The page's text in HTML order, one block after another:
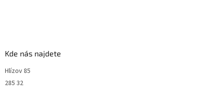
Kde nás najdete
Hlízov 85
285 32